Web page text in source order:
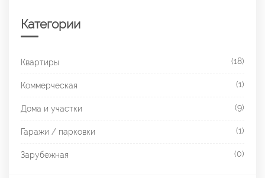
Категории
Квартиры (18)
Коммерческая (1)
Дома и участки (9)
Гаражи / парковки (1)
Зарубежная (0)